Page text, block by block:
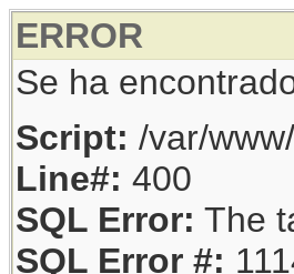
ERROR
Se ha
Script: /var/
Line#: 400
SQL Error: The
SQL Error #: